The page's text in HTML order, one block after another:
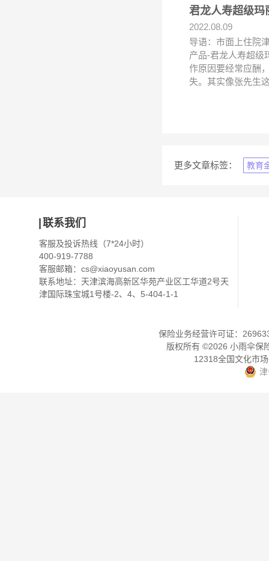
君龙人寿超级玛
2022.08.09
导语：市面上住院
产品-君龙人寿超级
作原因要经常应酬
失。其实像张先生
更多文章标签： 教育
联系我们
客服及投诉热线（7*24小时）
400-919-7788
客服邮箱： cs@xiaoyusan.com
联系地址：天津滨海高新区华苑产业区工华道2号天
津国际珠宝城1号楼-2、4、5-404-1-1
保险业务经营许可证：
版权所有 ©2026 小雨伞保
12318全国文化市